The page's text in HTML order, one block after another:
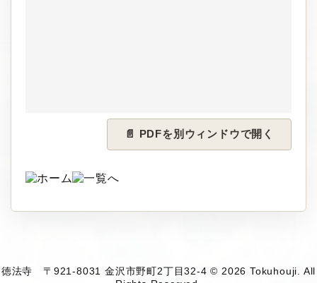
📄 PDFを別ウィンドウで開く
徳法寺 〒921-8031 金沢市野町2丁目32-4 © 2026 Tokuhouji. All